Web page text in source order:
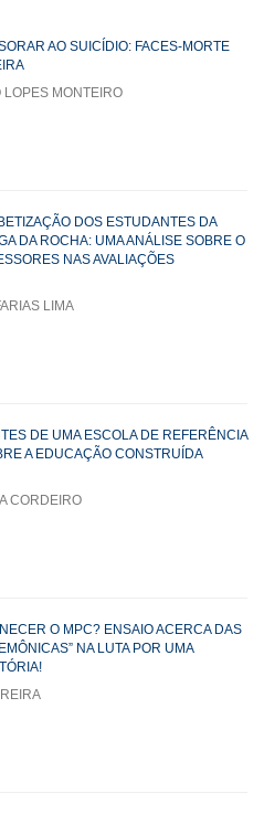
AO SUICÍDIO: FACES-MORTE
LOPES MONTEIRO
DOS ESTUDANTES DA
DA ROCHA: UMA ANÁLISE SOBRE O
NAS AVALIAÇÕES
LIMA
DE UMA ESCOLA DE REFERÊNCIA
A EDUCAÇÃO CONSTRUÍDA
CORDEIRO
O MPC? ENSAIO ACERCA DAS
NA LUTA POR UMA